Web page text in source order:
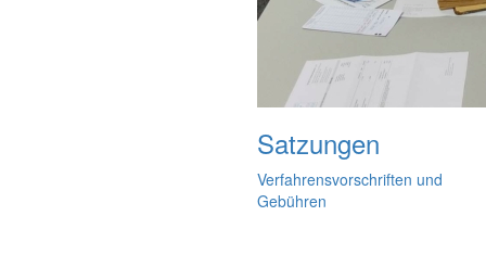
Satzungen
Verfahrensvorschriften und
Gebühren